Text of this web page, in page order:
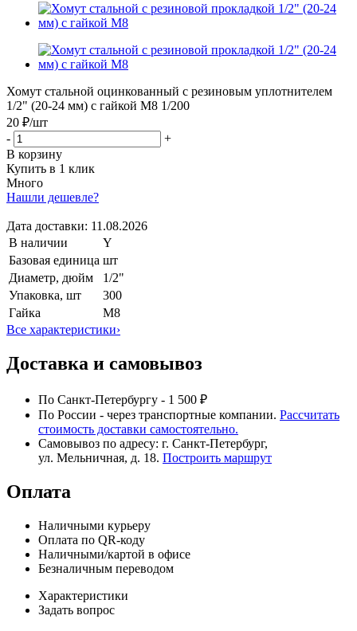
Хомут стальной оцинкованный с резиновым уплотнителем
1/2" (20-24 мм) с гайкой М8 1/200
20 ₽/шт
-
+
В корзину
Купить в 1 клик
Много
Нашли дешевле?
Дата доставки: 11.08.2026
В наличии
Y
Базовая единица шт
Диаметр, дюйм
1/2"
Упаковка, шт
300
Гайка
М8
Все характеристики›
Доставка и самовывоз
По Санкт-Петербургу - 1 500 ₽
По России - через транспортные компании. Рассчитать
стоимость доставки самостоятельно.
Самовывоз по адресу: г. Санкт-Петербург,
ул. Мельничная, д. 18. Построить маршрут
Оплата
Наличными курьеру
Оплата по QR-коду
Наличными/картой в офисе
Безналичным переводом
Характеристики
Задать вопрос